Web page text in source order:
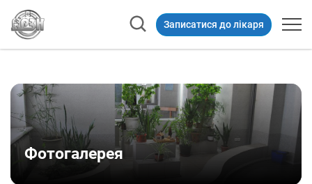
Записатися до лікаря
Фотогалерея